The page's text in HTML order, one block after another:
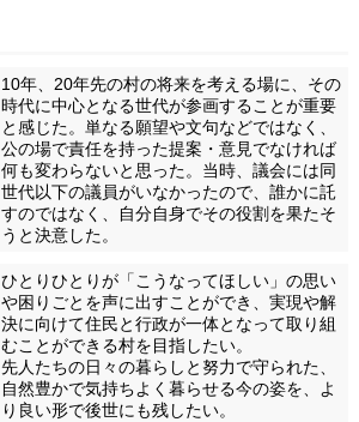
10年、20年先の村の将来を考える場に、その
時代に中心となる世代が参画することが重要
と感じた。単なる願望や文句などではなく、
公の場で責任を持った提案・意見でなければ
何も変わらないと思った。当時、議会には同
世代以下の議員がいなかったので、誰かに託
すのではなく、自分自身でその役割を果たそ
うと決意した。
ひとりひとりが「こうなってほしい」の思い
や困りごとを声に出すことができ、実現や解
決に向けて住民と行政が一体となって取り組
むことができる村を目指したい。
先人たちの日々の暮らしと努力で守られた、
自然豊かで気持ちよく暮らせる今の姿を、よ
り良い形で後世にも残したい。